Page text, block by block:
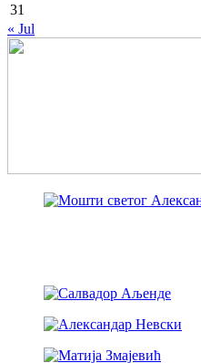
31
« Jul